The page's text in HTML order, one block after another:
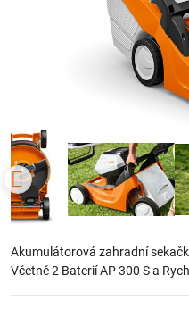
Akumulátorová zahradní
Včetně 2 Baterií AP 300 S a